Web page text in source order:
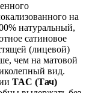
на
натуральный,
сатиновое
(лицевой)
чем на матовой
вид.
TAC (Тач)